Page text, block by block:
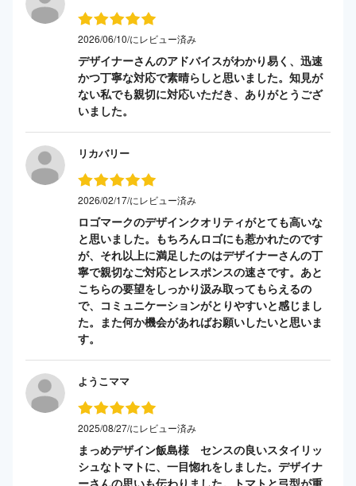
2026/06/10/にレビュー済み
デザイナーさんのアドバイスがわかり易く、迅速
かつ丁寧な対応で素晴らしと思いました。知見が
ない私でも親切に対応いただき、ありがとうござ
いました。
リカバリー
2026/02/17/にレビュー済み
ロゴマークのデザインクオリティがとても高いな
と思いました。もちろんロゴにも惹かれたのです
が、それ以上に満足したのはデザイナーさんの丁
寧で親切なご対応とレスポンスの速さです。あと
こちらの要望をしっかり汲み取ってもらえるの
で、コミュニケーションがとりやすいと感じまし
た。また何か機会があればお願いしたいと思いま
す。
ようこママ
2025/08/27/にレビュー済み
まっめデザイン飯島様 センスの良いスタイリッ
シュなトマトに、一目惚れをしました。デザイナ
ーさんの思いも伝わりました。トマトと弓型が重